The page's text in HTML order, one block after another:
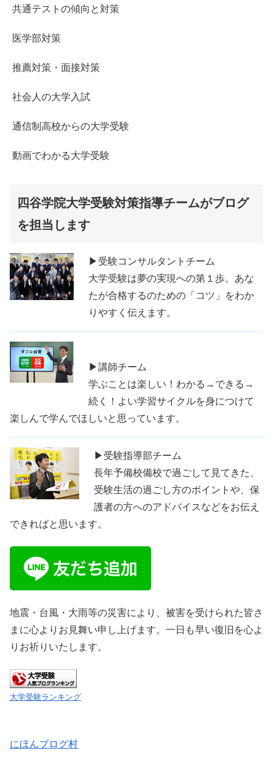
共通テストの傾向と対策
医学部対策
推薦対策・面接対策
社会人の大学入試
通信制高校からの大学受験
動画でわかる大学受験
四谷学院大学受験対策指導チームがブログ
を担当します
▶受験コンサルタントチーム
大学受験は夢の実現への第１歩。あな
たが合格するのための「コツ」をわか
りやすく伝えます。
▶講師チーム
学ぶことは楽しい！わかる→できる→
続く！よい学習サイクルを身につけて
楽しんで学んでほしいと思っています。
▶受験指導部チーム
長年予備校備校で過ごして見てきた、
受験生活の過ごし方のポイントや、保
護者の方へのアドバイスなどをお伝え
できればと思います。
地震・台風・大雨等の災害により、被害を受けられた皆さ
まに心よりお見舞い申し上げます。一日も早い復旧を心よ
りお祈りいたします。
大学受験ランキング
にほんブログ村